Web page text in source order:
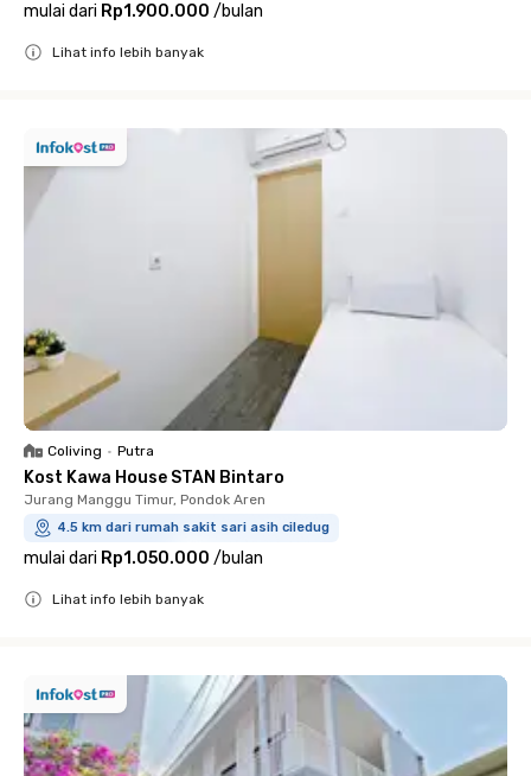
mulai dari Rp1.900.000 /bulan
Lihat info lebih banyak
Coliving • Putra
Kost Kawa House STAN Bintaro
Jurang Manggu Timur, Pondok Aren
4.5 km dari rumah sakit sari asih ciledug
mulai dari Rp1.050.000 /bulan
Lihat info lebih banyak